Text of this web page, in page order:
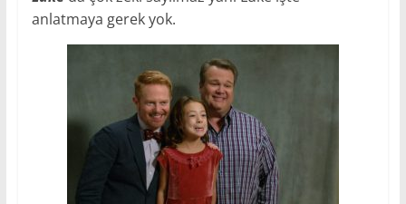
anlatmaya gerek yok.